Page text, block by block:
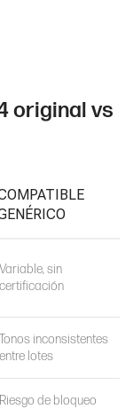
original vs
Variable, sin
certificación
Tonos inconsistentes
entre lotes
Riesgo de bloqueo